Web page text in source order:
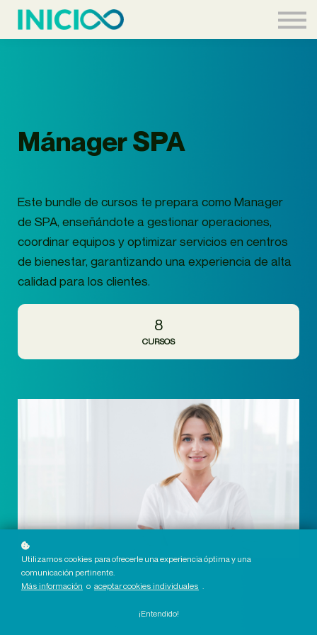
Mánager SPA
Este bundle de cursos te prepara como Manager
de SPA, enseñándote a gestionar operaciones,
coordinar equipos y optimizar servicios en centros
de bienestar, garantizando una experiencia de alta
calidad para los clientes.
8
CURSOS
Utilizamos cookies para ofrecerle una experiencia óptima y una
comunicación pertinente.
Más información o aceptar cookies individuales .
¡Entendido!